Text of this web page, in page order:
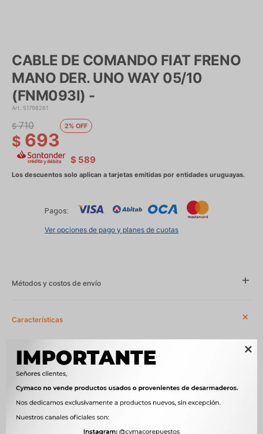

CABLE DE COMANDO FIAT FRENO
MANO DER. UNO WAY 05/10
(FNM093I) -
51798261
$ 693
$ 710 2
$ 589
Pagos:
Ver opciones de pago y planes de cuotas
Métodos y costos de envío
Características
Año 2004 - 2010
Compatibilidad
Modelo
Motor